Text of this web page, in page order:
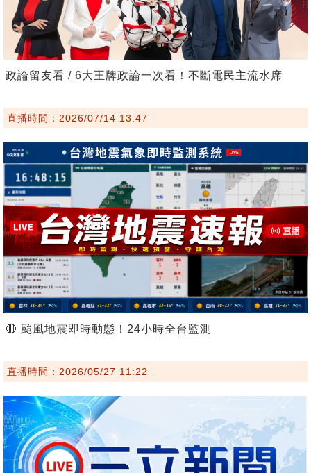
政論留友看 / 6大王牌政論一次看！不斷電民主流水席
直播時間：2026/07/14 13:47
🔴 颱風地震即時動態！24小時全台監測
直播時間：2026/05/27 11:22